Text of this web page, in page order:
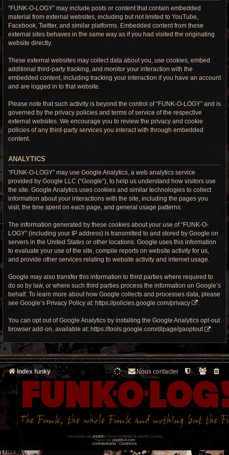
“FUNK-O-LOGY” may include posts or content that contain embedded
material from external websites, including but not limited to YouTube,
Facebook, Twitter, and similar platforms. Embedded content from these
external sites behaves in the same way as if you had visited the originating
website directly.
These external websites may collect data about you, use cookies, embed
additional third-party tracking, and monitor your interaction with the
embedded content, including tracking your interaction if you have an account
and are logged in to that website.
Please note that such activity is beyond the control of “FUNK-O-LOGY” and is
governed by the privacy policies and terms of service of the respective
external websites. We encourage you to review the privacy and cookie
policies of any third-party services you interact with through embedded
content.
ANALYTICS
“FUNK-O-LOGY” may use Google Analytics, a web analytics service
provided by Google LLC (“Google”), to help us understand how visitors use
the site. Google Analytics uses cookies and similar technologies to collect
information about your interactions with the site, including the pages you
visit, the time spent on each page, and general usage patterns.
The information generated by these cookies about your use of “FUNK-O-
LOGY” (including your IP address) is transmitted to and stored by Google on
servers in the United States or other locations. Google uses this information
to evaluate your use of the site, compile reports on website activity for us,
and provide other services relating to website activity and internet usage.
Google may also transfer this information to third parties where required to
do so by law, or where such third parties process the information on Google’s
behalf. To learn more about how Google collects and processes data, please
see Google’s Privacy Policy at: https://policies.google.com/privacy .
You can opt out of Google Analytics by installing the Google Analytics opt-out
browser add-on, available at: https://tools.google.com/dlpage/gaoptout .
Index funky Nous contacter
Développé par phpBB® Forum Software © phpBB Limited
Traduit par phpBB-fr.com
Confidentialité
Conditions